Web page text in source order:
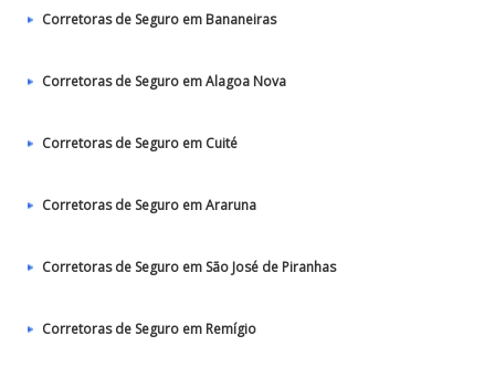
Corretoras de Seguro em Bananeiras
Corretoras de Seguro em Alagoa Nova
Corretoras de Seguro em Cuité
Corretoras de Seguro em Araruna
Corretoras de Seguro em São José de Piranhas
Corretoras de Seguro em Remígio